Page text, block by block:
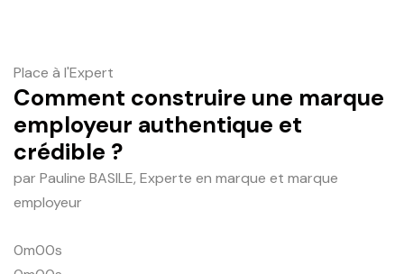
Place à l'Expert
Comment construire une marque
employeur authentique et
crédible ?
par Pauline BASILE, Experte en marque et marque
employeur
0m00s